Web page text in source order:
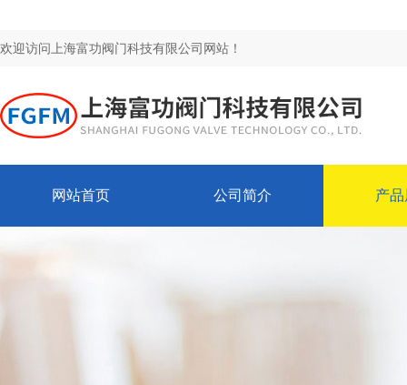
欢迎访问上海富功阀门科技有限公司网站！
网站首页 公司简介 产